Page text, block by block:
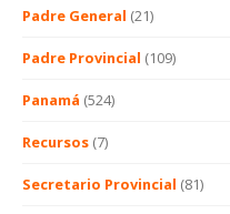
Padre General (21)
Padre Provincial (109)
Panamá (524)
Recursos (7)
Secretario Provincial (81)